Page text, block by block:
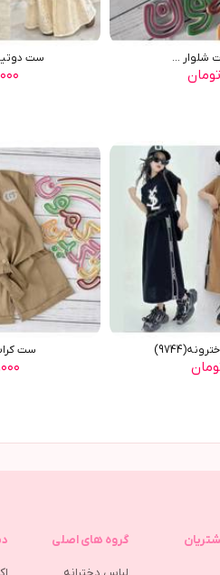
شلوار ... ست
ست
گروه های اصلی